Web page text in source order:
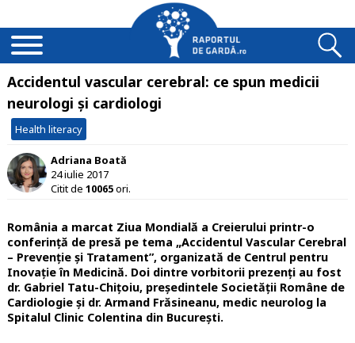
Accidentul vascular cerebral: ce spun medicii
neurologi și cardiologi
Health literacy
Adriana Boată
24 iulie 2017
Citit de 10065ori.
România a marcat Ziua Mondială a Creierului printr-o
conferință de presă pe tema „Accidentul Vascular Cerebral
– Prevenție și Tratament”, organizată de Centrul pentru
Inovație în Medicină. Doi dintre vorbitorii prezenți au fost
dr. Gabriel Tatu-Chițoiu, președintele Societății Române de
Cardiologie și dr. Armand Frăsineanu, medic neurolog la
Spitalul Clinic Colentina din București.